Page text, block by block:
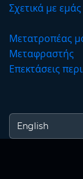
Σχετικά με εμάς
Μετατροπέας
Μεταφραστής
Επεκτάσεις
English